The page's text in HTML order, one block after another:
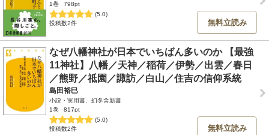
1巻
798pt
(5.0)
投稿数2件
無料立読み
なぜ八幡神社が日本でいちばん多いのか 【最強
11神社】八幡／天神／稲荷／伊勢／出雲／春日
／熊野／祗園／諏訪／白山／住吉の信仰系統
島田裕巳
小説・実用書、幻冬舎新書
1巻
817pt
(5.0)
投稿数2件
無料立読み